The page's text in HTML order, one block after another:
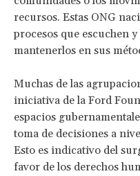
recursos. Estas ONG
procesos que escuchen
mantenerlos en sus
Muchas de las
iniciativa de la Ford
espacios
toma de decisiones a
Esto es indicativo del
favor de los derechos